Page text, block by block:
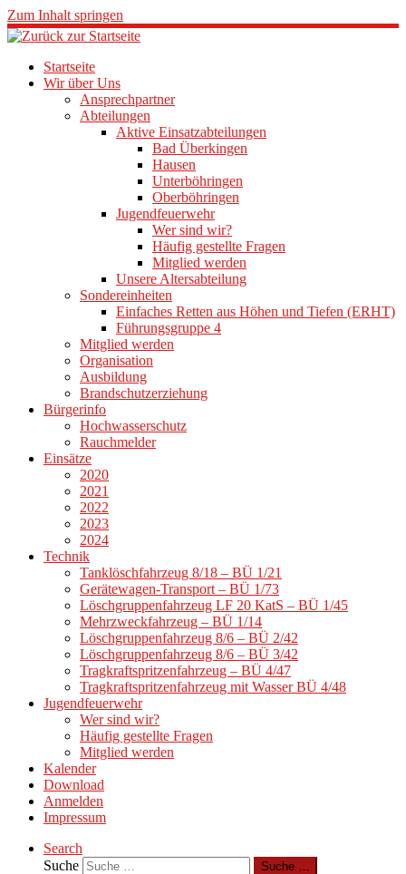
Zum Inhalt springen
Startseite
Wir über Uns
Ansprechpartner
Abteilungen
Aktive Einsatzabteilungen
Bad Überkingen
Hausen
Unterböhringen
Oberböhringen
Jugendfeuerwehr
Wer sind wir?
Häufig gestellte Fragen
Mitglied werden
Unsere Altersabteilung
Sondereinheiten
Einfaches Retten aus Höhen und Tiefen (ERHT)
Führungsgruppe 4
Mitglied werden
Organisation
Ausbildung
Brandschutzerziehung
Bürgerinfo
Hochwasserschutz
Rauchmelder
Einsätze
2020
2021
2022
2023
2024
Technik
Tanklöschfahrzeug 8/18 – BÜ 1/21
Gerätewagen-Transport – BÜ 1/73
Löschgruppenfahrzeug LF 20 KatS – BÜ 1/45
Mehrzweckfahrzeug – BÜ 1/14
Löschgruppenfahrzeug 8/6 – BÜ 2/42
Löschgruppenfahrzeug 8/6 – BÜ 3/42
Tragkraftspritzenfahrzeug – BÜ 4/47
Tragkraftspritzenfahrzeug mit Wasser BÜ 4/48
Jugendfeuerwehr
Wer sind wir?
Häufig gestellte Fragen
Mitglied werden
Kalender
Download
Anmelden
Impressum
Search
Suche
Suche …